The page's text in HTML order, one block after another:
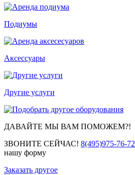
Подиумы
Аксессуары
Другие услуги
ДАВАЙТЕ МЫ ВАМ ПОМОЖЕМ?!
ЗВОНИТЕ СЕЙЧАС! 8(495)975-76-72
нашу форму
Заказать другое